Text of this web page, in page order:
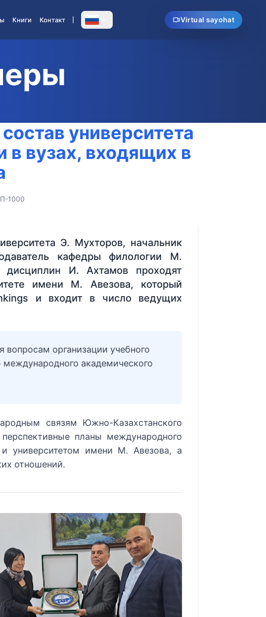
Контакт Virtual sayohat
университета
вузах, входящих в
1000
Э. Мухторов, начальник
кафедры филологии М.
И. Ахтамов проходят
имени М. Авезова, который
и входит в число ведущих
организации учебного
академического
связям Южно-Казахстанского
планы международного
университетом имени М. Авезова, а
отношений.